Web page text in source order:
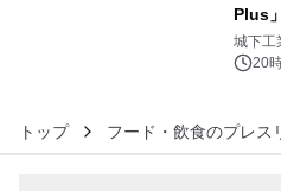
Plus
ーブ
ぐっ
城下工
20
トップ フード・飲食のプレス